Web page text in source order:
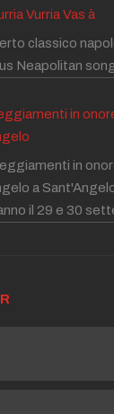
Vurria Vas à
classico
Neapolitan
in
in
a
il 29 e 30